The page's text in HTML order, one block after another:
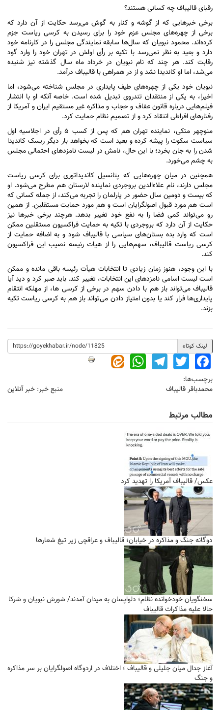
رقبای قالیباف چه کسانی هستند؟
برخی خبر‌هایی که از گوشه و کنار به گوش می‌رسد حکایت از آن دارد که
برخی از چهره‌های مجلس عزم خود را برای رسیدن به کرسی ریاست جزم
کرده‌اند. محمود نبویان که سال‌ها سابقه نمایندگی مجلس را در کارنامه خود
دارد و بعید به نظر نمی‌رسد با تکیه بر رأی اولش در تهران خود را وارد گود
رقابت کند. هر چند که نام نبویان در خرداد ماه سال گذشته نیز شنیده
می‌شد، اما او کاندیدا نشد و از در همراهی با قالیباف درآمد.
نبویان خود یکی از چهره‌های طیف پایداری در مجلس شناخته می‌شود، اما
اخیرا، به یکی از منتقدان تندروی تبدیل شده است. خاصه آنکه او با انتشار
فیلم‌هایی درباره قانون عفاف و حجاب و مذاکره غیر مستقیم ایران و آمریکا از
رفتار‌های افراطی انتقاد کرد و از تصمیم نظام حمایت کرد.
منوچهر متکی، نماینده تهران هم که پس از کسب ۵ رأی در اجلاسیه اول
سیاست سکوت را پیشه کرده و بعید است که بخواهد بار دیگر ریسک کاندیدا
شدن را به جان بخرد؛ با این حال، نامش در لیست نامزد‌های احتمالی مجلس
به چشم می‌خورد.
همچنین در میان چهره‌هایی که پتانسیل کاندیداتوری برای کرسی ریاست
مجلس دارند، نام علاءالدین بروجردی نماینده لارستان هم مطرح می‌شود. او
که بیست و دومین سال حضور در پارلمان را تجربه می‌کند، از جمله کسانی که
است هم مورد قبول اصولگرایان است و هم مورد حمایت مستقلین. از همین
رو می‌تواند کمی فضا را به نفع خود تغییر بدهد. هرچند برخی خبر‌ها نیز
حکایت از آن دارد که بروجردی با تکیه به حمایت فراکسیون مستقلین ممکن
است که وارد بده بستان‌های سیاسی با قالیباف شود و به اضافه حمایت از
کرسی ریاست قالیباف، سهم‌هایی را از هیات رئیسه نصیب این فراکسیون
کند.
با این وجود، هنوز زمان زیادی تا انتخابات هیأت رئیسه باقی مانده و ممکن
است لیست اسامی نامزد‌های این انتخابات، تغییر کند. باید صبر کرد و دید آیا
قالیباف می‌تواند باز هم با دادن سهم در برخی از کرسی ها، از مهلکه انتقام
پایداری‌ها فرار کند یا بدون امتیاز دادن می‌تواند باز هم به کرسی ریاست تکیه
بزند.
لینک کوتاه
Facebook
Twitter
Telegram
WhatsApp
برچسب‌ها:
محمدباقر قالیباف
منبع خبر: خبر آنلاین
مطالب مرتبط
عکس/ قالیباف آمریکا را تهدید کرد
دوگانه جنگ و مذاکره در خیابان؛ قالیباف و عراقچی زیر تیغ شعارها
سخنگویان خودخوانده نظام؛ دلواپسان به میدان آمدند/ شورش نبویان و شرکا
حالا علیه مذاکرات قالیباف
آغاز جدال میان جلیلی و قالیباف ؛ اختلاف در اردوگاه اصولگرایان بر سر مذاکره
و جنگ